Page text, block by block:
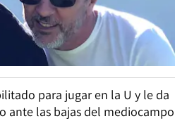
para jugar en la U y le da
ante las bajas del mediocampo